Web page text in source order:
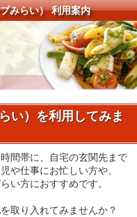
みらい） 利用案内
い）を利用してみま
間帯に、自宅の玄関先まで
や仕事にお忙しい方や、
い方におすすめです。
取り入れてみませんか？